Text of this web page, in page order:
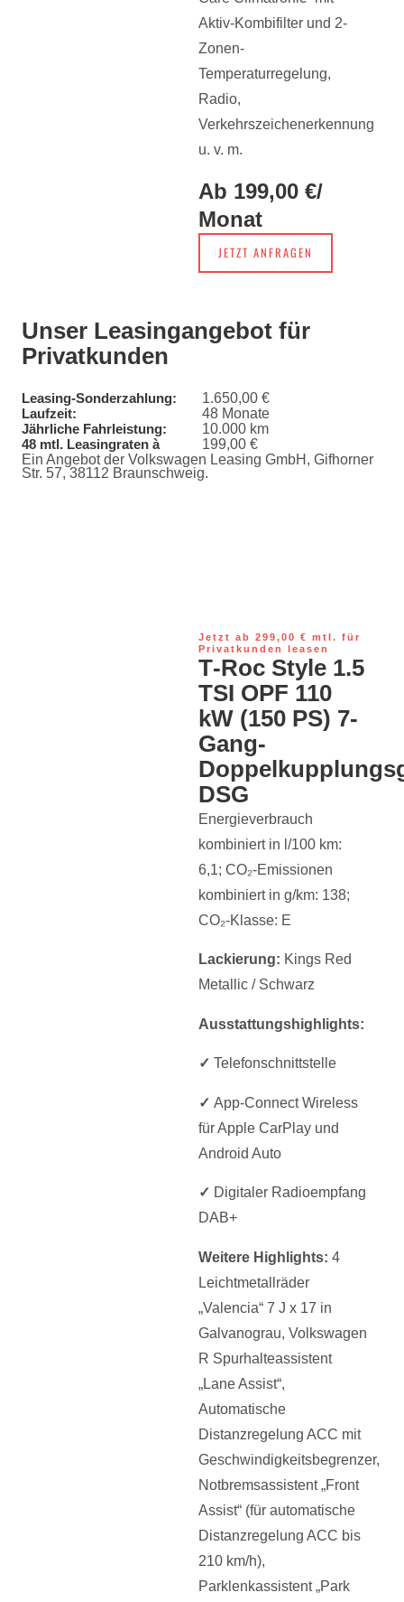
Aktiv-Kombifilter und 2-
Zonen-
Temperaturregelung,
Radio,
Verkehrszeichenerkennung
u. v. m.
Ab 199,00 €/
Monat
JETZT ANFRAGEN
Unser Leasingangebot für
Privatkunden
Leasing-Sonderzahlung: 1.650,00 €
Laufzeit: 48 Monate
Jährliche Fahrleistung: 10.000 km
48 mtl. Leasingraten à
199,00 €
Ein Angebot der Volkswagen Leasing GmbH, Gifhorner
Str. 57, 38112 Braunschweig.
Jetzt ab 299,00 € mtl. für
Privatkunden leasen
T‑Roc Style 1.5
TSI OPF 110
kW (150 PS) 7-
Gang-
DSG
Energieverbrauch
kombiniert in l/100 km:
6,1; CO₂-Emissionen
kombiniert in g/km: 138;
CO₂-Klasse: E
Lackierung: Kings Red
Metallic / Schwarz
Ausstattungshighlights:
✓ Telefonschnittstelle
✓ App‑ConnectWireless
für Apple CarPlayund
Android Auto
✓ Digitaler Radioempfang
DAB+
Weitere Highlights: 4
Leichtmetallräder
„Valencia“ 7 J x 17 in
Galvanograu, Volkswagen
R Spurhalteassistent
„Lane Assist“,
Automatische
Distanzregelung ACC mit
Geschwindigkeitsbegrenzer,
Notbremsassistent „Front
Assist“ (für automatische
Distanzregelung ACC bis
210 km/h),
Parklenkassistent „Park